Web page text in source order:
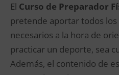
El Curso de Preparador
pretende aportar todos
necesarios a la hora de
practicar un deporte, sea
Además, el contenido de